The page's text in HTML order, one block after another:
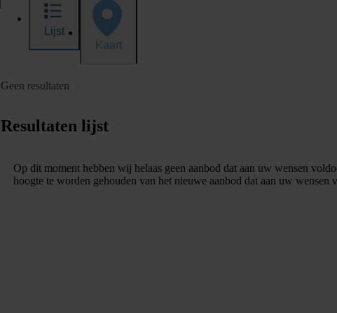
Lijst
Kaart
Geen resultaten
Resultaten lijst
Op dit moment hebben wij helaas geen aanbod dat aan uw wensen
hoogte te worden gehouden van het nieuwe aanbod dat aan uw wensen